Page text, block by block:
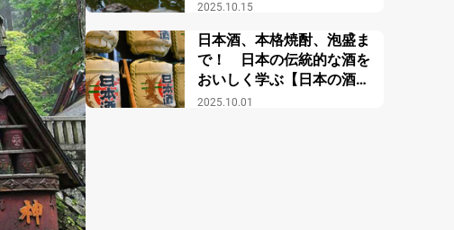
2025.10.15
2025.10.01
日本酒、本格焼酎、泡盛ま
で！ 日本の伝統的な酒を
おいしく学ぶ【日本の酒情
報館】